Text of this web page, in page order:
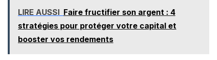
LIRE AUSSI Faire fructifier son argent : 4
stratégies pour protéger votre capital et
booster vos rendements